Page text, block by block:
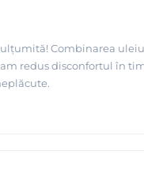
Combinarea
redus disconfortul în